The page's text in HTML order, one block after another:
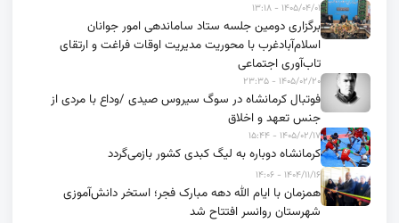
۱۴۰۵/۰۴/۰۱ - ۱۳:۱۸
برگزاری دومین جلسه ستاد ساماندهی امور جوانان
اسلام‌آبادغرب با محوریت مدیریت اوقات فراغت و ارتقای
تاب‌آوری اجتماعی
۱۴۰۵/۰۲/۲۰ - ۲۳:۳۵
فوتبال کرمانشاه در سوگ سیروس صیدی /وداع با مردی از
جنس تعهد و اخلاق
۱۴۰۵/۰۲/۱۷ - ۱۵:۴۴
کرمانشاه دوباره به لیگ کبدی کشور بازمی‌گردد
۱۴۰۴/۱۱/۱۶ - ۱۴:۰۶
همزمان با ایام الله دهه مبارک فجر؛ استخر دانش‌آموزی
شهرستان روانسر افتتاح شد